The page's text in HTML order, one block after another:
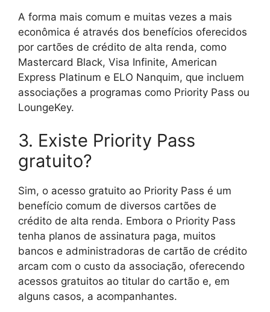
A forma mais comum e muitas vezes a mais
econômica é através dos benefícios oferecidos
por cartões de crédito de alta renda, como
Mastercard Black, Visa Infinite, American
Express Platinum e ELO Nanquim, que incluem
associações a programas como Priority Pass ou
LoungeKey.
3. Existe Priority Pass
gratuito?
Sim, o acesso gratuito ao Priority Pass é um
benefício comum de diversos cartões de
crédito de alta renda. Embora o Priority Pass
tenha planos de assinatura paga, muitos
bancos e administradoras de cartão de crédito
arcam com o custo da associação, oferecendo
acessos gratuitos ao titular do cartão e, em
alguns casos, a acompanhantes.